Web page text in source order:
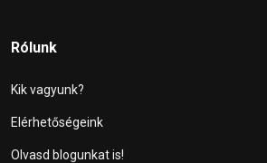
Rólunk
Kik vagyunk?
Elérhetőségeink
Olvasd blogunkat is!